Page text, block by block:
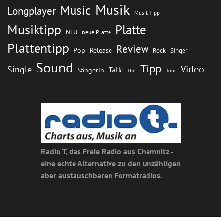
Longplayer Music Musik Musik Tipp
Musiktipp NEU neue Platte Platte
Plattentipp Pop Release Review Rock Singer
Single Sound Sängerin Talk The Tipp Tour Video
Radio T, das Freie Radio aus Chemnitz -
eine echte Alternative zu den unzähligen
aber austauschbaren Formatradios.